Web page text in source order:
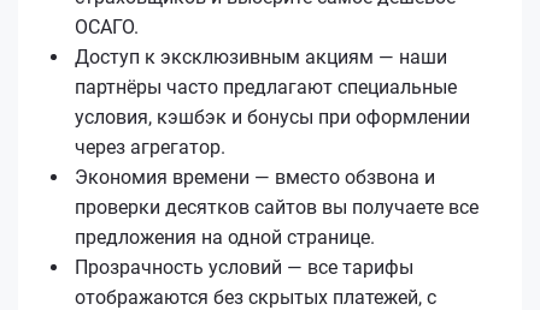
ОСАГО.
Доступ к эксклюзивным акциям — наши
партнёры часто предлагают специальные
условия, кэшбэк и бонусы при оформлении
через агрегатор.
Экономия времени — вместо обзвона и
проверки десятков сайтов вы получаете все
предложения на одной странице.
Прозрачность условий — все тарифы
отображаются без скрытых платежей, с